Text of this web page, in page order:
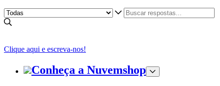
Clique aqui e escreva-nos!
Conheça a Nuvemshop